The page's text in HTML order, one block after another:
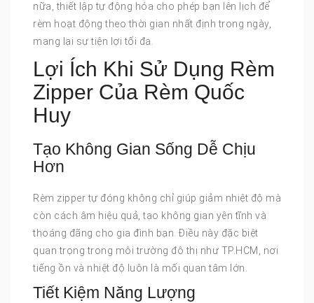
nữa, thiết lập tự động hóa cho phép bạn lên lịch để
rèm hoạt động theo thời gian nhất định trong ngày,
mang lại sự tiện lợi tối đa.
Lợi Ích Khi Sử Dụng Rèm
Zipper Của Rèm Quốc
Huy
Tạo Không Gian Sống Dễ Chịu
Hơn
Rèm zipper tự đóng không chỉ giúp giảm nhiệt độ mà
còn cách âm hiệu quả, tạo không gian yên tĩnh và
thoáng đãng cho gia đình bạn. Điều này đặc biệt
quan trọng trong môi trường đô thị như TP.HCM, nơi
tiếng ồn và nhiệt độ luôn là mối quan tâm lớn.
Tiết Kiệm Năng Lượng